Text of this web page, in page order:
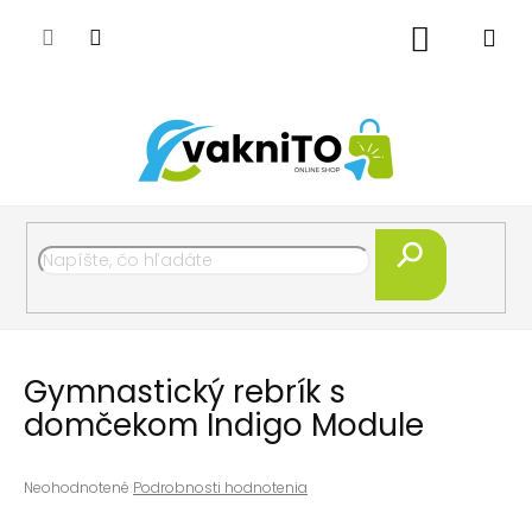
Hľadať
Nákupný
Gymnastický rebrík s
domčekom Indigo Module
Priemerné
Neohodnotené Podrobnosti hodnotenia